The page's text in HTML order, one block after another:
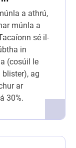
a athrú,
múnla a
sé il-
in
(cosúil le
ag
ar
30%.